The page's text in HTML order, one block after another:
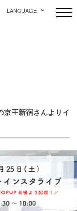
LANGUAGE
京王新宿さんよりイ